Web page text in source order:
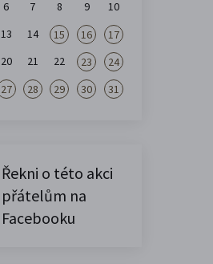
6 7 8 9
10
13 14 15 16
17
20 21 22 23
24
27 28 29 30 31
Řekni o této akci
přátelům na
Facebooku